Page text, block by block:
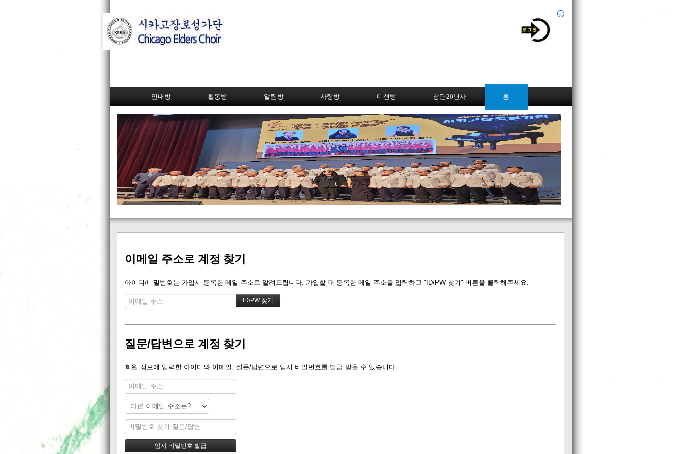
안내방 활동방 알림방 사랑방 미션방 창단20년사 홈
이메일 주소로 계정 찾기
아이디/비밀번호는 가입시 등록한 메일 주소로 알려드립니다. 가입할 때 등록한 메일 주소를 입력하고 "ID/PW 찾기" 버튼을 클릭해주세요.
질문/답변으로 계정 찾기
회원 정보에 입력한 아이디와 이메일, 질문/답변으로 임시 비밀번호를 발급 받을 수 있습니다.